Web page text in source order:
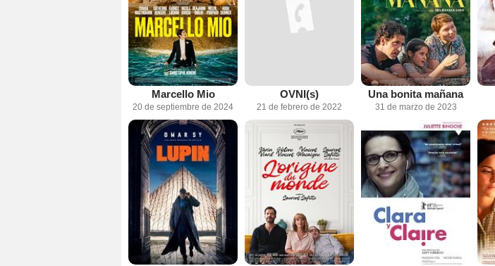
Marcello Mio
20 de septiembre de 2024
OVNI(s)
21 de febrero de 2022
Una bonita mañana
31 de marzo de 2023